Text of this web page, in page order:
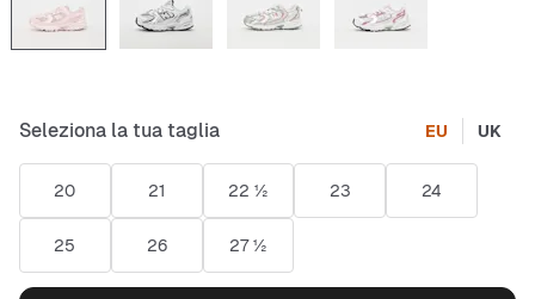
Seleziona la tua taglia EU UK
20 21 22 ½ 23 24
25 26 27 ½